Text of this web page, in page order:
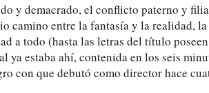
y demacrado, el conflicto paterno y
camino entre la fantasía y la realidad,
a todo (hasta las letras del título
ya estaba ahí, contenida en los seis
con que debutó como director hace